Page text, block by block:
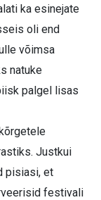
ka esinejate
oli end
võimsa
natuke
palgel lisas
Justkui
pisiasi, et
festivali